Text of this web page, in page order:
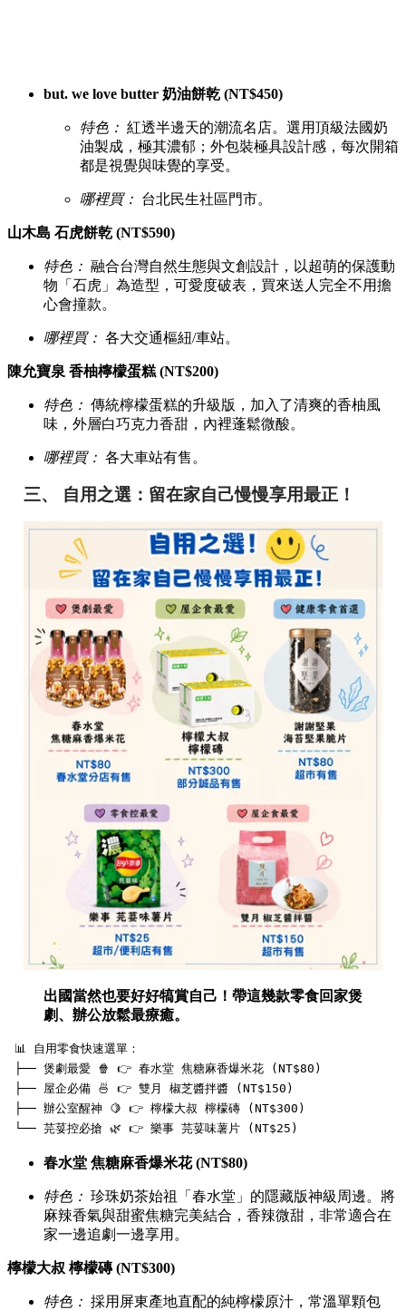
but. we love butter 奶油餅乾 (NT$450)
特色： 紅透半邊天的潮流名店。選用頂級法國奶
油製成，極其濃郁；外包裝極具設計感，每次開箱
都是視覺與味覺的享受。
哪裡買： 台北民生社區門市。
山木島 石虎餅乾 (NT$590)
特色： 融合台灣自然生態與文創設計，以超萌的保護動
物「石虎」為造型，可愛度破表，買來送人完全不用擔
心會撞款。
哪裡買： 各大交通樞紐/車站。
陳允寶泉 香柚檸檬蛋糕 (NT$200)
特色： 傳統檸檬蛋糕的升級版，加入了清爽的香柚風
味，外層白巧克力香甜，內裡蓬鬆微酸。
哪裡買： 各大車站有售。
三、 自用之選：留在家自己慢慢享用最正！
出國當然也要好好犒賞自己！帶這幾款零食回家煲
劇、辦公放鬆最療癒。
📊 自用零食快速選單：
├── 煲劇最愛 🍿 👉 春水堂 焦糖麻香爆米花 (NT$80)
├── 屋企必備 🍜 👉 雙月 椒芝醬拌醬 (NT$150)
├── 辦公室醒神 🍋 👉 檸檬大叔 檸檬磚 (NT$300)
春水堂 焦糖麻香爆米花 (NT$80)
特色： 珍珠奶茶始祖「春水堂」的隱藏版神級周邊。將
麻辣香氣與甜蜜焦糖完美結合，香辣微甜，非常適合在
家一邊追劇一邊享用。
檸檬大叔 檸檬磚 (NT$300)
特色： 採用屏東產地直配的純檸檬原汁，常溫單顆包